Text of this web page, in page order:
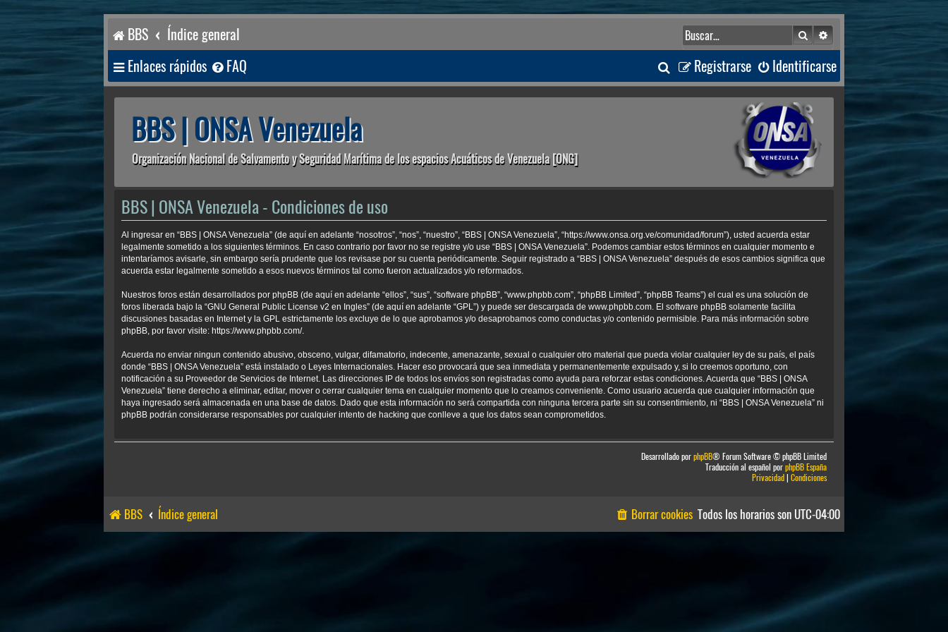
BBS Índice general BuscarBúsqueda avanzada
Enlaces rápidos FAQ Identificarse
Registrarse
B
u
a
r
BBS | ONSA Venezuela
Organización Nacional de Salvamento y Seguridad Marítima de los espacios Acuáticos de Venezuela [ONG]
BBS | ONSA Venezuela - Condiciones de uso
Al ingresar en “BBS | ONSA Venezuela” (de aquí en adelante “nosotros”, “nos”, “nuestro”, “BBS | ONSA Venezuela”, “https://www.onsa.org.ve/comunidad/forum”), usted acuerda estar
legalmente sometido a los siguientes términos. En caso contrario por favor no se registre y/o use “BBS | ONSA Venezuela”. Podemos cambiar estos términos en cualquier momento e
intentaríamos avisarle, sin embargo sería prudente que los revisase por su cuenta periódicamente. Seguir registrado a “BBS | ONSA Venezuela” después de esos cambios significa que
acuerda estar legalmente sometido a esos nuevos términos tal como fueron actualizados y/o reformados.
Nuestros foros están desarrollados por phpBB (de aquí en adelante “ellos”, “sus”, “software phpBB”, “www.phpbb.com”, “phpBB Limited”, “phpBB Teams”) el cual es una solución de
foros liberada bajo la “GNU General Public License v2 en Ingles” (de aquí en adelante “GPL”) y puede ser descargada de www.phpbb.com. El software phpBB solamente facilita
discusiones basadas en Internet y la GPL estrictamente los excluye de lo que aprobamos y/o desaprobamos como conductas y/o contenido permisible. Para más información sobre
phpBB, por favor visite: https://www.phpbb.com/.
Acuerda no enviar ningun contenido abusivo, obsceno, vulgar, difamatorio, indecente, amenazante, sexual o cualquier otro material que pueda violar cualquier ley de su país, el país
donde “BBS | ONSA Venezuela” está instalado o Leyes Internacionales. Hacer eso provocará que sea inmediata y permanentemente expulsado y, si lo creemos oportuno, con
notificación a su Proveedor de Servicios de Internet. Las direcciones IP de todos los envíos son registradas como ayuda para reforzar estas condiciones. Acuerda que “BBS | ONSA
Venezuela” tiene derecho a eliminar, editar, mover o cerrar cualquier tema en cualquier momento que lo creamos conveniente. Como usuario acuerda que cualquier información que
haya ingresado será almacenada en una base de datos. Dado que esta información no será compartida con ninguna tercera parte sin su consentimiento, ni “BBS | ONSA Venezuela” ni
phpBB podrán considerarse responsables por cualquier intento de hacking que conlleve a que los datos sean comprometidos.
Desarrollado porphpBB® Forum Software © phpBB Limited
Traducción al español porphpBB España
Privacidad| Condiciones
BBS Índice general Todos los horarios son UTC-04:00
Borrar cookies